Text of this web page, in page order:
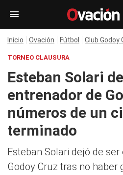
Inicio Ovación Fútbol Club Godoy
TORNEO CLAUSURA
Esteban Solari
entrenador de
números de un
terminado
Esteban Solari dejó de
Godoy Cruz tras no haber